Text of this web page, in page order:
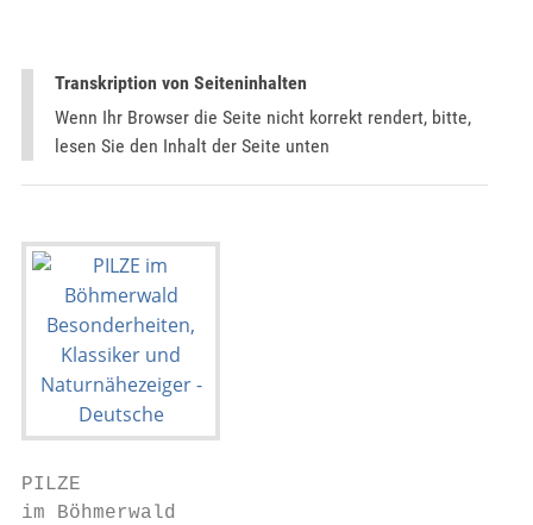
Transkription von Seiteninhalten
Wenn Ihr Browser die Seite nicht korrekt rendert, bitte,
lesen Sie den Inhalt der Seite unten
PILZE
im Böhmerwald